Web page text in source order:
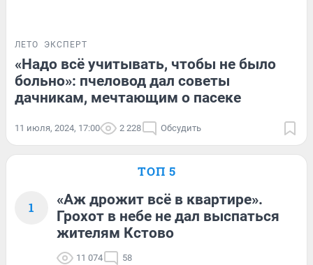
ЛЕТО ЭКСПЕРТ
«Надо всё учитывать, чтобы не было
больно»: пчеловод дал советы
дачникам, мечтающим о пасеке
11 июля, 2024, 17:00 2 228 Обсудить
ТОП 5
1
«Аж дрожит всё в квартире».
Грохот в небе не дал выспаться
жителям Кстово
11 074 58